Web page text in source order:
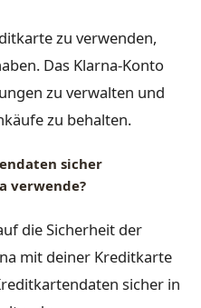
zu verwenden,
Das Klarna-Konto
zu verwalten und
zu behalten.
sicher
verwende?
die Sicherheit der
mit deiner Kreditkarte
sicher in